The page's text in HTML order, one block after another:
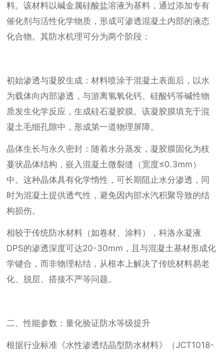
料。该材料以碱金属硅酸盐溶液为基料，通过添加专有
催化剂与活性化学物质，形成可渗透混凝土内部的液态
化合物。其防水机理可分为两个阶段：
初始渗透与凝胶生成：材料喷涂于混凝土表面后，以水
为载体向内部渗透，与游离氢氧化钙、硅酸钙等碱性物
质发生化学反应，生成硅石凝胶膜。该凝胶膜填充于混
凝土毛细孔隙中，形成第一道物理屏障。
晶体生长与永久密封：随着水分蒸发，凝胶膜固化为枝
蔓状晶体结构，嵌入混凝土微裂缝（宽度≤0.3mm）
中。这种晶体具有化学惰性，可长期阻止水分渗透，同
时为混凝土提供透气性，避免因内部水汽积聚导致的结
构损伤。
相较于传统防水材料（如卷材、涂料），科洛永凝液
DPS的渗透深度可达20-30mm，且与混凝土基材形成化
学键合，而非物理粘结，从根本上解决了传统材料易老
化、脱层、搭接不严等问题。
二、性能参数：量化验证防水等级提升
根据行业标准《水性渗透结晶型防水材料》（JCT1018-